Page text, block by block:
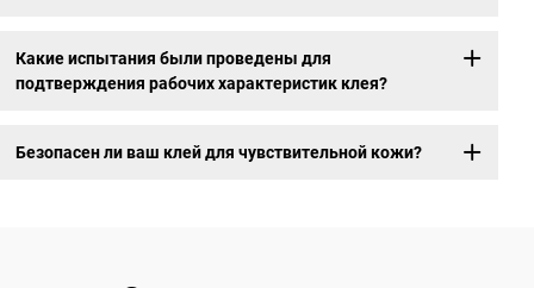
Какие испытания были проведены для
подтверждения рабочих характеристик клея?
Безопасен ли ваш клей для чувствительной кожи?